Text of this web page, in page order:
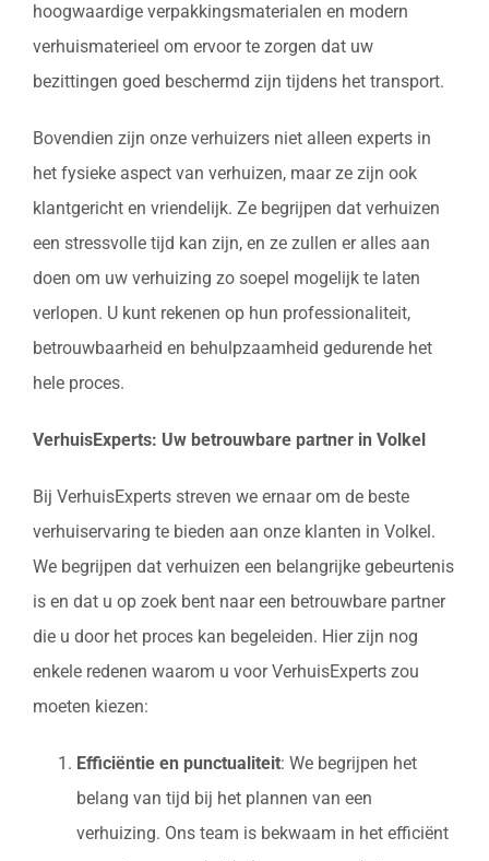
hoogwaardige verpakkingsmaterialen en modern
verhuismaterieel om ervoor te zorgen dat uw
bezittingen goed beschermd zijn tijdens het transport.
Bovendien zijn onze verhuizers niet alleen experts in
het fysieke aspect van verhuizen, maar ze zijn ook
klantgericht en vriendelijk. Ze begrijpen dat verhuizen
een stressvolle tijd kan zijn, en ze zullen er alles aan
doen om uw verhuizing zo soepel mogelijk te laten
verlopen. U kunt rekenen op hun professionaliteit,
betrouwbaarheid en behulpzaamheid gedurende het
hele proces.
VerhuisExperts: Uw betrouwbare partner in Volkel
Bij VerhuisExperts streven we ernaar om de beste
verhuiservaring te bieden aan onze klanten in Volkel.
We begrijpen dat verhuizen een belangrijke gebeurtenis
is en dat u op zoek bent naar een betrouwbare partner
die u door het proces kan begeleiden. Hier zijn nog
enkele redenen waarom u voor VerhuisExperts zou
moeten kiezen:
Efficiëntie en punctualiteit: We begrijpen het
belang van tijd bij het plannen van een
verhuizing. Ons team is bekwaam in het efficiënt